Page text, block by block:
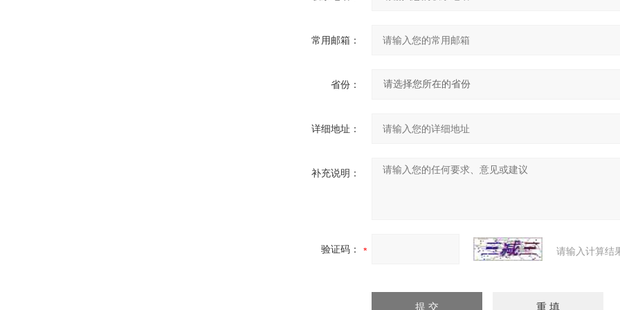
常用邮箱：
省份：
详细地址：
补充说明：
验证码： 请输入计算结